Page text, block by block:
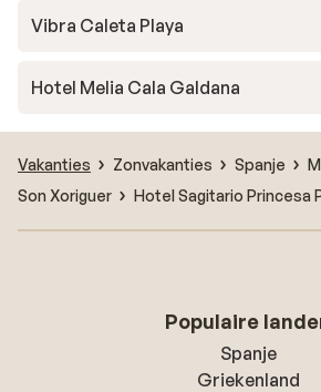
Vibra Caleta Playa
Hotel Melia Cala Galdana
Vakanties Zonvakanties Spanje
Son Xoriguer
Hotel Sagitario Princesa
Populaire
Spanje
Griekenland